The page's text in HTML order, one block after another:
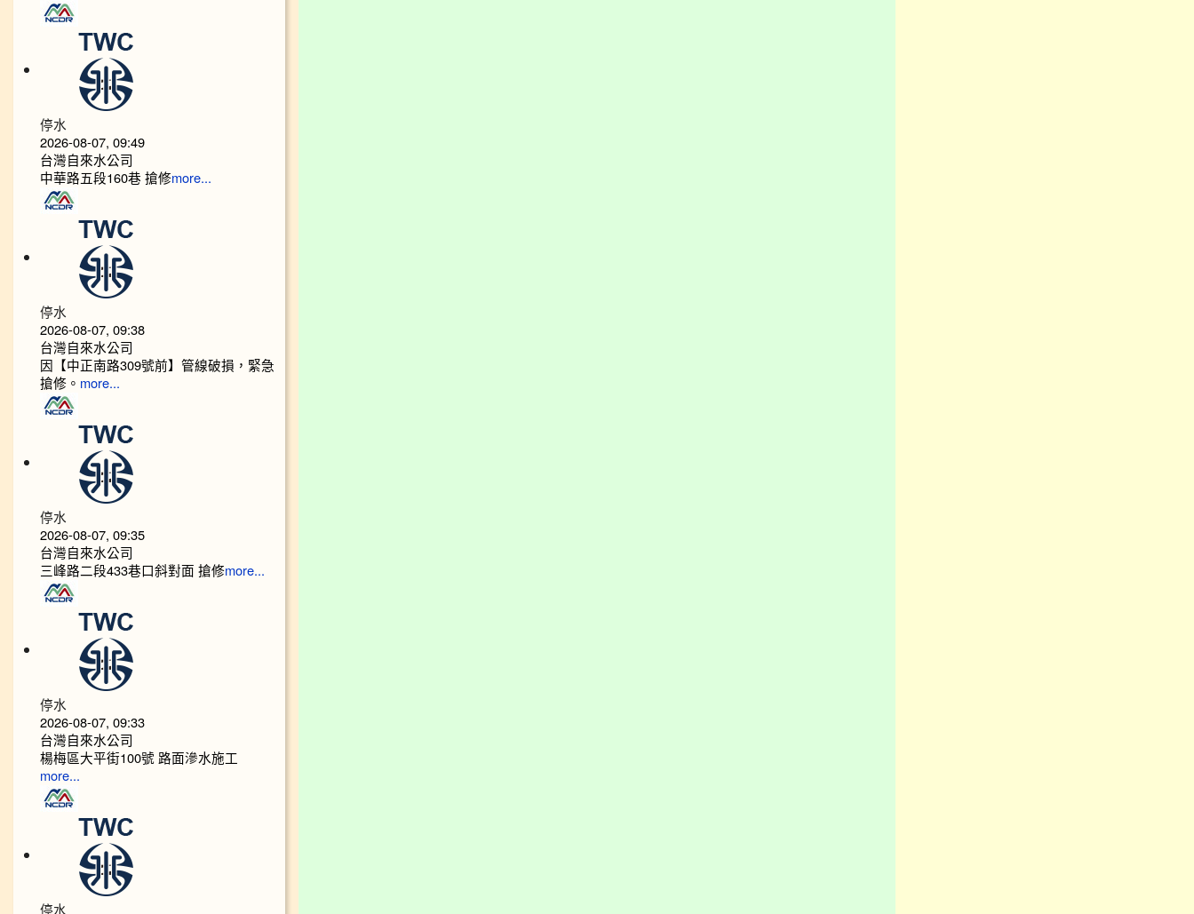
停水
2026-08-07, 09:49
台灣自來水公司
中華路五段160巷 搶修more...
停水
2026-08-07, 09:38
台灣自來水公司
因【中正南路309號前】管線破損，緊急
搶修。 more...
停水
2026-08-07, 09:35
台灣自來水公司
三峰路二段433巷口斜對面 搶修more...
停水
2026-08-07, 09:33
台灣自來水公司
楊梅區大平街100號 路面滲水施工
more...
停水